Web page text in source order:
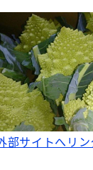
部サイトへリン